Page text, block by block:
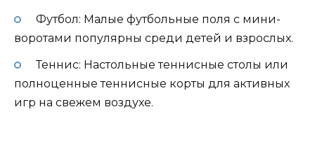
Футбол: Малые футбольные поля с мини-
воротами популярны среди детей и взрослых.
Теннис: Настольные теннисные столы или
полноценные теннисные корты для активных
игр на свежем воздухе.